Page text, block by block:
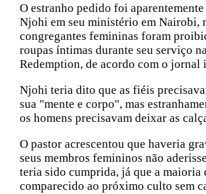
O estranho pedido foi
Njohi em seu ministério em Nairobi,
congregantes femininas foram
roupas íntimas durante seu serviço
Redemption, de acordo com o jornal
Njohi teria dito que as fiéis
sua "mente e corpo", mas
os homens precisavam deixar as
O pastor acrescentou que haveria
seus membros femininos não
teria sido cumprida, já que a maioria
comparecido ao próximo culto sem